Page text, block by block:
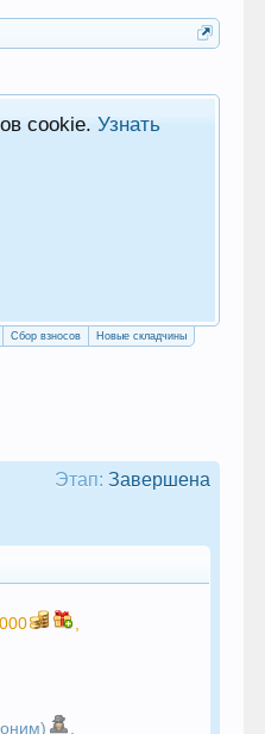
cookie.Узнать
Сбор взносов Новые складчины
Этап: Завершена